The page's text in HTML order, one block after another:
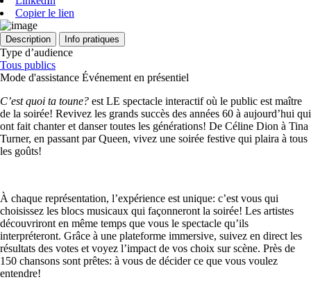
Copier le lien
Description Info pratiques
Type d’audience
Tous publics
Mode d'assistance Événement en présentiel
C’est quoi ta toune? est LE spectacle interactif où le public est maître
de la soirée! Revivez les grands succès des années 60 à aujourd’hui qui
ont fait chanter et danser toutes les générations! De Céline Dion à Tina
Turner, en passant par Queen, vivez une soirée festive qui plaira à tous
les goûts!
À chaque représentation, l’expérience est unique: c’est vous qui
choisissez les blocs musicaux qui façonneront la soirée! Les artistes
découvriront en même temps que vous le spectacle qu’ils
interpréteront. Grâce à une plateforme immersive, suivez en direct les
résultats des votes et voyez l’impact de vos choix sur scène. Près de
150 chansons sont prêtes: à vous de décider ce que vous voulez
entendre!